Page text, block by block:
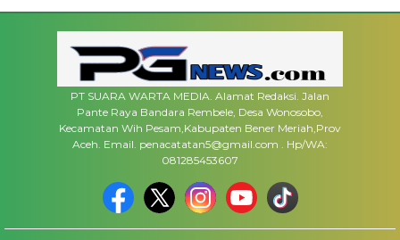
PT SUARA WARTA MEDIA. Alamat Redaksi. Jalan
Pante Raya Bandara Rembele, Desa Wonosobo,
Kecamatan Wih Pesam,Kabupaten Bener Meriah,Prov
Aceh. Email. penacatatan5@gmail.com . Hp/WA:
081285453607